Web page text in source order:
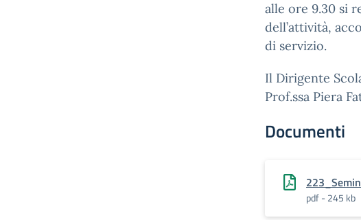
alle ore 9.30 si
dell’attività,
di servizio.
Il Dirigente
Prof.ssa Piera
Documenti
pdf - 245 kb